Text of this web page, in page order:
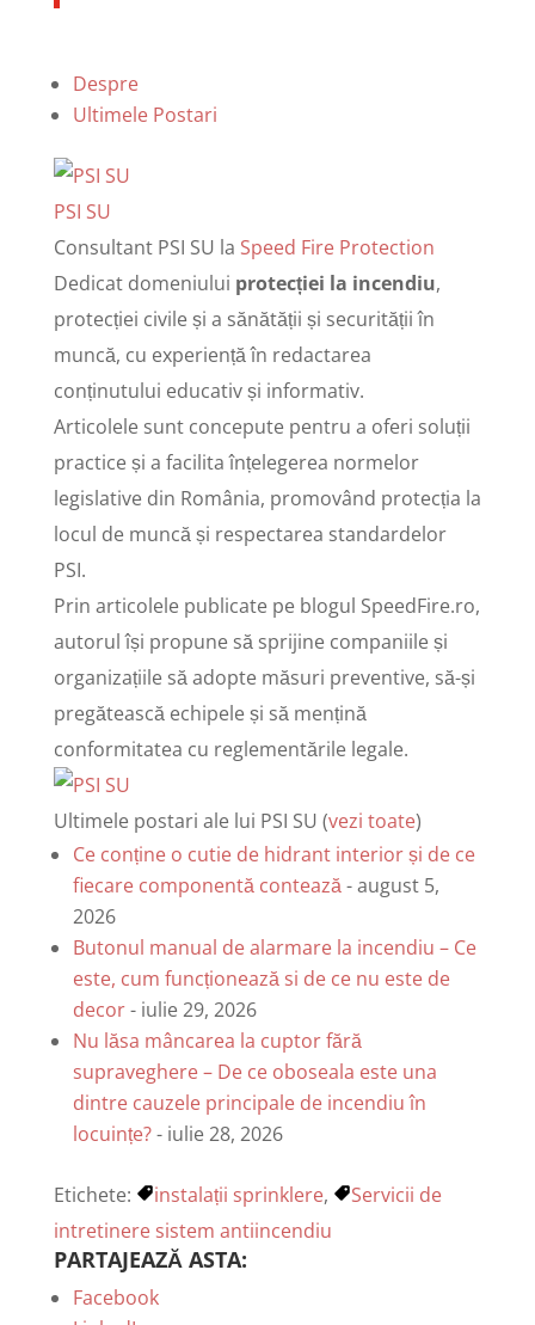
Despre
Ultimele Postari
PSI SU
Consultant PSI SU la Speed Fire Protection
Dedicat domeniului protecției la incendiu,
protecției civile și a sănătății și securității în
muncă, cu experiență în redactarea
conținutului educativ și informativ.
Articolele sunt concepute pentru a oferi soluții
practice și a facilita înțelegerea normelor
legislative din România, promovând protecția la
locul de muncă și respectarea standardelor
PSI.
Prin articolele publicate pe blogul SpeedFire.ro,
autorul își propune să sprijine companiile și
organizațiile să adopte măsuri preventive, să-și
pregătească echipele și să mențină
conformitatea cu reglementările legale.
Ultimele postari ale lui PSI SU (vezi toate)
Ce conține o cutie de hidrant interior și de ce
fiecare componentă contează- august 5,
2026
Butonul manual de alarmare la incendiu – Ce
este, cum funcționează si de ce nu este de
decor- iulie 29, 2026
Nu lăsa mâncarea la cuptor fără
supraveghere – De ce oboseala este una
dintre cauzele principale de incendiu în
locuințe?- iulie 28, 2026
Etichete: instalații sprinklere,
Servicii de
intretinere sistem antiincendiu
PARTAJEAZĂ ASTA:
Facebook